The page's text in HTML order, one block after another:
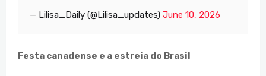
— Lilisa_Daily (@Lilisa_updates) June 10, 2026
Festa canadense e a estreia do Brasil